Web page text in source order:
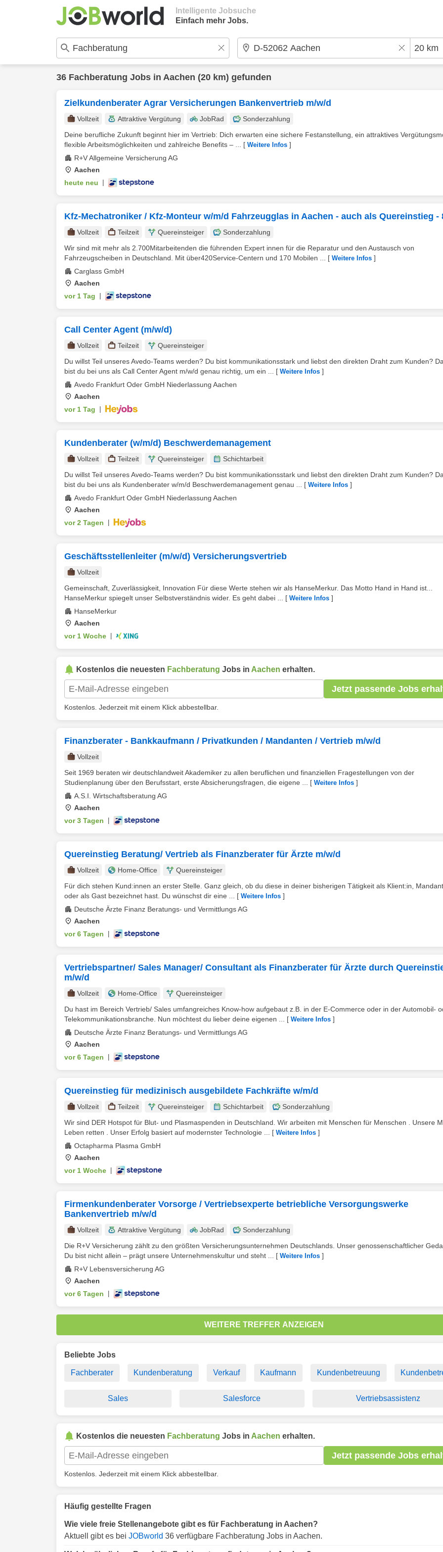
Intelligente Jobsuche
Einfach mehr Jobs.
36 Fachberatung Jobs in Aachen (20 km) gefunden
Zielkundenberater Agrar Versicherungen Bankenvertrieb m/w/d
Vollzeit Attraktive Vergütung JobRad
Sonderzahlung
Deine berufliche Zukunft beginnt hier im Vertrieb: Dich erwarten eine sichere Festanstellung, ein attraktives
flexible Arbeitsmöglichkeiten und zahlreiche Benefits – ...
[ Weitere Infos ]
R+V Allgemeine Versicherung AG
Aachen
heute neu
Kfz-Mechatroniker / Kfz-Monteur w/m/d Fahrzeugglas in Aachen - auch als Quereinstieg -
Vollzeit Teilzeit Quereinsteiger
Sonderzahlung
Wir sind mit mehr als 2.700Mitarbeitenden die führenden Expert innen für die Reparatur und den Austausch von
Fahrzeugscheiben in Deutschland. Mit über420Service-Centern und 170 Mobilen ...
[ Weitere Infos ]
Carglass GmbH
Aachen
vor 1 Tag
Call Center Agent (m/w/d)
Vollzeit Teilzeit
Quereinsteiger
Du willst Teil unseres Avedo-Teams werden? Du bist kommunikationsstark und liebst den direkten Draht zum Kunden?
bist du bei uns als Call Center Agent m/w/d genau richtig, um ein ...
[ Weitere Infos ]
Avedo Frankfurt Oder GmbH Niederlassung Aachen
Aachen
vor 1 Tag
Kundenberater (w/m/d) Beschwerdemanagement
Vollzeit Teilzeit Quereinsteiger
Schichtarbeit
Du willst Teil unseres Avedo-Teams werden? Du bist kommunikationsstark und liebst den direkten Draht zum Kunden?
bist du bei uns als Kundenberater w/m/d Beschwerdemanagement genau ...
[ Weitere Infos ]
Avedo Frankfurt Oder GmbH Niederlassung Aachen
Aachen
vor 2 Tagen
Geschäftsstellenleiter (m/w/d) Versicherungsvertrieb
Vollzeit
Gemeinschaft, Zuverlässigkeit, Innovation Für diese Werte stehen wir als HanseMerkur. Das Motto Hand in Hand ist...
HanseMerkur spiegelt unser Selbstverständnis wider. Es geht dabei ...
[ Weitere Infos ]
HanseMerkur
Aachen
vor 1 Woche
Kostenlos die neuesten Fachberatung Jobs in Aachen erhalten.
Jetzt passende Jobs
Kostenlos. Jederzeit mit einem Klick abbestellbar.
Finanzberater - Bankkaufmann / Privatkunden / Mandanten / Vertrieb m/w/d
Vollzeit
Seit 1969 beraten wir deutschlandweit Akademiker zu allen beruflichen und finanziellen Fragestellungen von der
Studienplanung über den Berufsstart, erste Absicherungsfragen, die eigene ...
[ Weitere Infos ]
A.S.I. Wirtschaftsberatung AG
Aachen
vor 3 Tagen
Quereinstieg Beratung/ Vertrieb als Finanzberater für Ärzte m/w/d
Vollzeit Home-Office
Quereinsteiger
Für dich stehen Kund:innen an erster Stelle. Ganz gleich, ob du diese in deiner bisherigen Tätigkeit als Klient:in,
oder als Gast bezeichnet hast. Du wünschst dir eine ...
[ Weitere Infos ]
Deutsche Ärzte Finanz Beratungs- und Vermittlungs AG
Aachen
vor 6 Tagen
Vertriebspartner/ Sales Manager/ Consultant als Finanzberater für Ärzte durch
m/w/d
Vollzeit Home-Office
Quereinsteiger
Du hast im Bereich Vertrieb/ Sales umfangreiches Know-how aufgebaut z.B. in der E-Commerce oder in der Automobil-
Telekommunikationsbranche. Nun möchtest du lieber deine eigenen ...
[ Weitere Infos ]
Deutsche Ärzte Finanz Beratungs- und Vermittlungs AG
Aachen
vor 6 Tagen
Quereinstieg für medizinisch ausgebildete Fachkräfte w/m/d
Vollzeit Teilzeit Quereinsteiger Schichtarbeit
Sonderzahlung
Wir sind DER Hotspot für Blut- und Plasmaspenden in Deutschland. Wir arbeiten mit Menschen für Menschen . Unsere
Leben retten . Unser Erfolg basiert auf modernster Technologie ...
[ Weitere Infos ]
Octapharma Plasma GmbH
Aachen
vor 1 Woche
Firmenkundenberater Vorsorge / Vertriebsexperte betriebliche Versorgungswerke
Bankenvertrieb m/w/d
Vollzeit Attraktive Vergütung JobRad
Sonderzahlung
Die R+V Versicherung zählt zu den größten Versicherungsunternehmen Deutschlands. Unser genossenschaftlicher
Du bist nicht allein – prägt unsere Unternehmenskultur und steht ...
[ Weitere Infos ]
R+V Lebensversicherung AG
Aachen
vor 6 Tagen
WEITERE TREFFER ANZEIGEN
Beliebte Jobs
Fachberater Kundenberatung Verkauf Kaufmann Kundenbetreuung
Sales Salesforce Vertriebsassistenz
Kostenlos die neuesten Fachberatung Jobs in Aachen erhalten.
Jetzt passende Jobs
Kostenlos. Jederzeit mit einem Klick abbestellbar.
Häufig gestellte Fragen
Wie viele freie Stellenangebote gibt es für Fachberatung in Aachen?
Aktuell gibt es bei JOBworld 36 verfügbare Fachberatung Jobs in Aachen.